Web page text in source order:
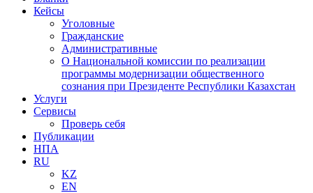
Кейсы
Уголовные
Гражданские
Административные
О Национальной комиссии по реализации
программы модернизации общественного
сознания при Президенте Республики Казахстан
Услуги
Сервисы
Проверь себя
Публикации
НПА
RU
KZ
EN